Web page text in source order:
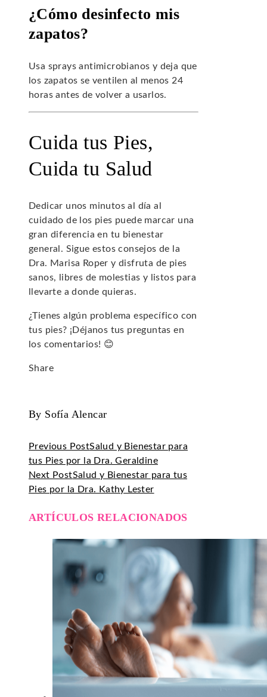
¿Cómo desinfecto mis
zapatos?
Usa sprays antimicrobianos y deja que
los zapatos se ventilen al menos 24
horas antes de volver a usarlos.
Cuida tus Pies,
Cuida tu Salud
Dedicar unos minutos al día al
cuidado de los pies puede marcar una
gran diferencia en tu bienestar
general. Sigue estos consejos de la
Dra. Marisa Roper y disfruta de pies
sanos, libres de molestias y listos para
llevarte a donde quieras.
¿Tienes algún problema específico con
tus pies? ¡Déjanos tus preguntas en
los comentarios! 😊
Share
By Sofía Alencar
Previous PostSalud y Bienestar para
tus Pies por la Dra. Geraldine
Next PostSalud y Bienestar para tus
Pies por la Dra. Kathy Lester
ARTÍCULOS RELACIONADOS